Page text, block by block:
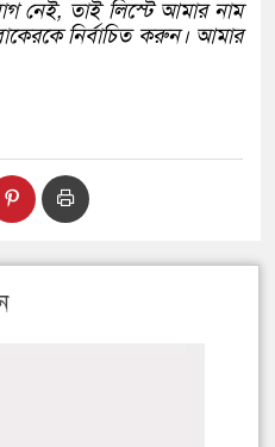
নেই, তাই লিস্টে আমার নাম
নির্বাচিত করুন। আমার